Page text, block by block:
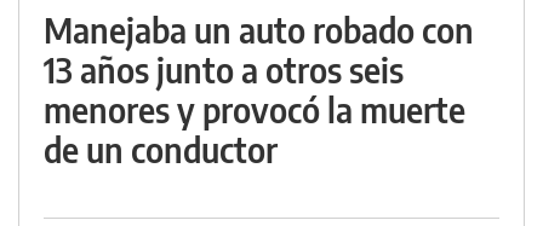
Manejaba un auto robado con
13 años junto a otros seis
menores y provocó la muerte
de un conductor